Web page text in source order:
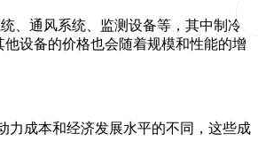
、通风系统、监测设备等，其中制冷
设备的价格也会随着规模和性能的增
力成本和经济发展水平的不同，这些成